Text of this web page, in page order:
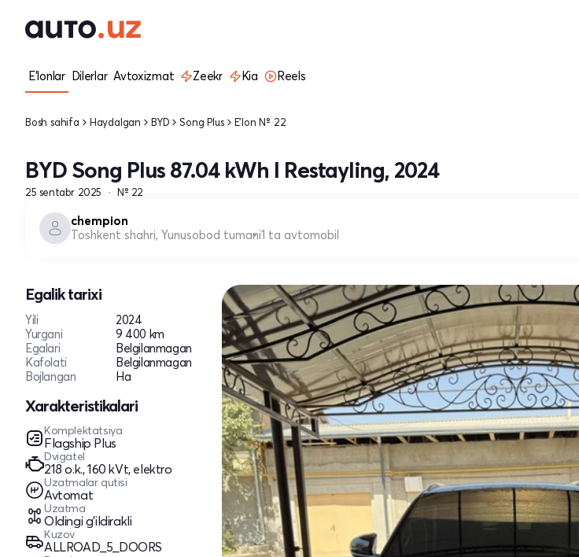
E'lonlar Dilerlar Avtoxizmat Zeekr Kia Reels
Bosh sahifa Haydalgan BYD Song Plus E'lon № 22
BYD Song Plus 87.04 kWh I Restayling, 2024
25 sentabr 2025 № 22
chempion
Toshkent shahri, Yunusobod tumani1 ta avtomobil
Egalik tarixi
Yili
2024
Yurgani
9 400 km
Egalari
Belgilanmagan
Kafolati
Belgilanmagan
Bojlangan
Ha
Xarakteristikalari
Komplektatsiya
Flagship Plus
Dvigatel
218 o.k., 160 kVt, elektro
Uzatmalar qutisi
Avtomat
Uzatma
Oldingi g'ildirakli
Kuzov
ALLROAD_5_DOORS